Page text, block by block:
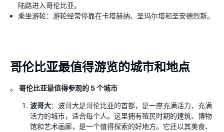
陆路进入哥伦比亚。
乘坐游轮：游轮经常停靠在卡塔赫纳、圣玛尔塔和圣安德烈斯。
哥伦比亚最值得游览的城市和地点
。 哥伦比亚最值得参观的 5 个城市
波哥大：波哥大是哥伦比亚的首都，是一座充满活力、充满
活力的城市，适合每个人。这里拥有殖民时期的建筑、博物
馆和艺术画廊，是一个值得探索的好地方。它还以其美食、